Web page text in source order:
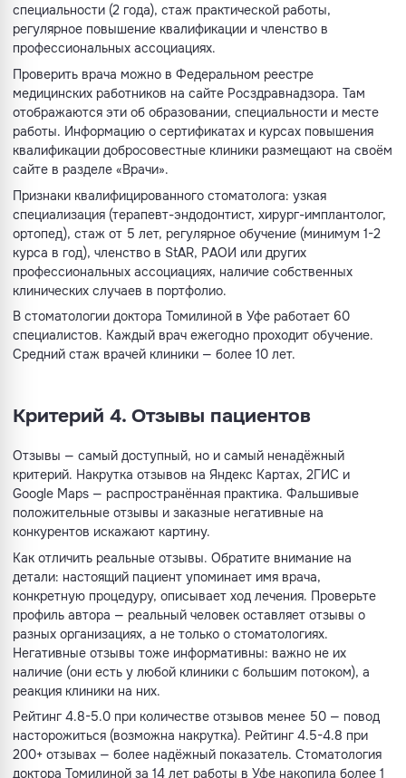
специальности (2 года), стаж практической работы,
регулярное повышение квалификации и членство в
профессиональных ассоциациях.
Проверить врача можно в Федеральном реестре
медицинских работников на сайте Росздравнадзора. Там
отображаются эти об образовании, специальности и месте
работы. Информацию о сертификатах и курсах повышения
квалификации добросовестные клиники размещают на своём
сайте в разделе «Врачи».
Признаки квалифицированного стоматолога: узкая
специализация (терапевт-эндодонтист, хирург-имплантолог,
ортопед), стаж от 5 лет, регулярное обучение (минимум 1-2
курса в год), членство в StAR, РAОИ или других
профессиональных ассоциациях, наличие собственных
клинических случаев в портфолио.
В стоматологии доктора Томилиной в Уфе работает 60
специалистов. Каждый врач ежегодно проходит обучение.
Средний стаж врачей клиники — более 10 лет.
Критерий 4. Отзывы пациентов
Отзывы — самый доступный, но и самый ненадёжный
критерий. Накрутка отзывов на Яндекс Картах, 2ГИС и
Google Maps — распространённая практика. Фальшивые
положительные отзывы и заказные негативные на
конкурентов искажают картину.
Как отличить реальные отзывы. Обратите внимание на
детали: настоящий пациент упоминает имя врача,
конкретную процедуру, описывает ход лечения. Проверьте
профиль автора — реальный человек оставляет отзывы о
разных организациях, а не только о стоматологиях.
Негативные отзывы тоже информативны: важно не их
наличие (они есть у любой клиники с большим потоком), а
реакция клиники на них.
Рейтинг 4.8-5.0 при количестве отзывов менее 50 — повод
насторожиться (возможна накрутка). Рейтинг 4.5-4.8 при
200+ отзывах — более надёжный показатель. Стоматология
доктора Томилиной за 14 лет работы в Уфе накопила более 1